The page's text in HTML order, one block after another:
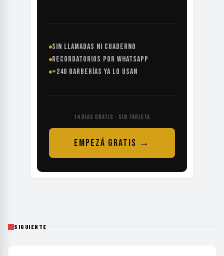
SIN LLAMADAS NI CUADERNO
RECORDATORIOS POR WHATSAPP
+240 BARBERÍAS YA LO USAN
14 DÍAS GRATIS · SIN TARJETA
EMPEZÁ GRATIS →
SIGUIENTE